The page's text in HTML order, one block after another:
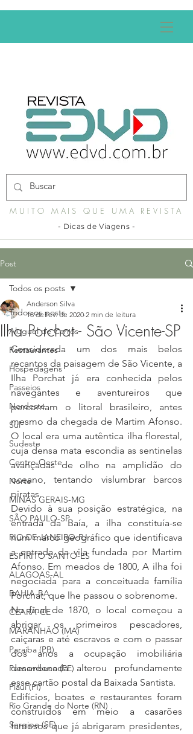
MUITO MAIS QUE UMA REVISTA
- Dicas de Viagens -
Post
Todos os posts
Aluguel de Carros
Restaurantes
Hospedagens
Passeios
Nordeste
Sul
Sudeste
Centro-Oeste
Norte
MINAS GERAIS-MG
SÃO PAULO-SP
RIO DE JANEIRO-RJ
ESPÍRITO SANTO-ES
ALAGOAS-AL
BAHIA-BA
CEARÁ-CE
MARANHÃO (MA)
Paraíba (PB)
Pernambuco (PE)
Piauí (PI)
Rio Grande do Norte (RN)
Sergipe (SE)
Todos os posts
Ilha Porchat - São Vicente-SP
Anderson Silva
18 de fev. de 2020 2 min de leitura
Considerada um dos mais belos
recantos da paisagem de São Vicente, a
Ilha Porchat já era conhecida pelos
navegantes e aventureiros que
percorriam o litoral brasileiro, antes
mesmo da chegada de Martim Afonso.
O local era uma autêntica ilha florestal,
cuja densa mata escondia as sentinelas
avançadas de olho na amplidão do
oceano, tentando vislumbrar barcos
piratas.
Devido à sua posição estratégica, na
entrada da Baía, a ilha constituía-se
num marco geográfico que identificava
a entrada da vila fundada por Martim
Afonso. Em meados de 1800, A ilha foi
negociada para a conceituada família
Porchat, que lhe passou o sobrenome.
No final de 1870, o local começou a
abrigar os primeiros pescadores,
caiçaras e até escravos e com o passar
dos anos a ocupação imobiliária
desordenada alterou profundamente
esse cartão postal da Baixada Santista.
Edifícios, boates e restaurantes foram
construídos em meio a casarões
famosos que já abrigaram presidentes,